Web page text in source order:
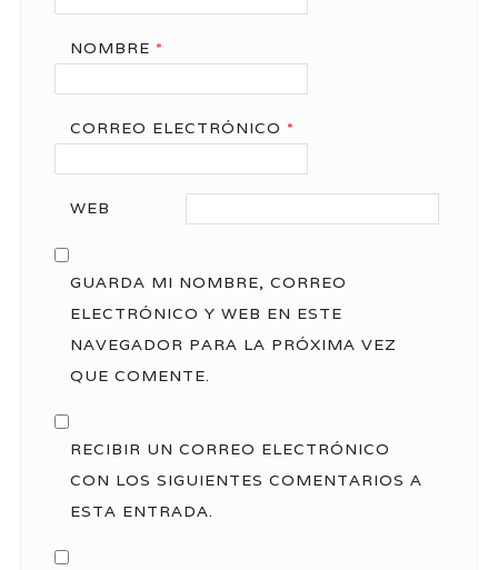
NOMBRE *
CORREO ELECTRÓNICO *
WEB
GUARDA MI NOMBRE, CORREO
ELECTRÓNICO Y WEB EN ESTE
NAVEGADOR PARA LA PRÓXIMA VEZ
QUE COMENTE.
RECIBIR UN CORREO ELECTRÓNICO
CON LOS SIGUIENTES COMENTARIOS A
ESTA ENTRADA.